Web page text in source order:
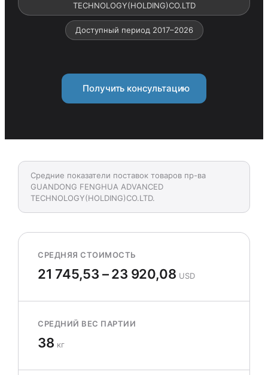
TECHNOLOGY(HOLDING)CO.LTD
Доступный период 2017–2026
Получить консультацию
Средние показатели поставок товаров пр-ва
GUANDONG FENGHUA ADVANCED
TECHNOLOGY(HOLDING)CO.LTD.
СРЕДНЯЯ СТОИМОСТЬ
21 745,53 – 23 920,08 USD
СРЕДНИЙ ВЕС ПАРТИИ
38 кг